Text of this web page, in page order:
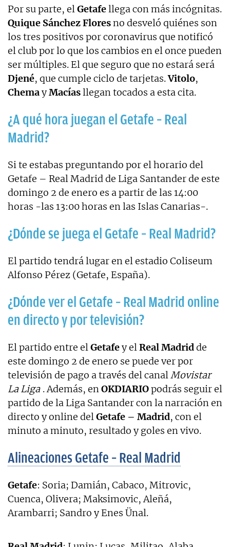
Por su parte, elGetafellega con más incógnitas.
Quique SánchezFloresno desveló quiénes son
los tres positivos por coronavirus que notificó
el club por lo que los cambios en el once pueden
ser múltiples. El que seguro que no estará será
Djené, que cumple ciclo de tarjetas.Vitolo,
ChemayMacíasllegan tocados a esta cita.
¿A qué hora juegan el Getafe – Real
Madrid?
Si te estabas preguntando por el horario del
Getafe – Real Madrid de Liga Santander de este
domingo 2 de enero es a partir de las 14:00
horas -las 13:00 horas en las Islas Canarias-.
¿Dónde se juega el Getafe – Real Madrid?
El partido tendrá lugar en el estadio Coliseum
Alfonso Pérez (Getafe, España).
¿Dónde ver el Getafe – Real Madrid online
en directo y por televisión?
El partido entre elGetafey elReal Madridde
este domingo 2 de enero se puede ver por
televisión de pago a través del canalMovistar
La Liga . Además, enOKDIARIOpodrás seguir el
partido de la Liga Santander con la narración en
directo y online delGetafe – Madrid, con el
minuto a minuto, resultado y goles en vivo.
Alineaciones Getafe – Real Madrid
Getafe: Soria; Damián, Cabaco, Mitrovic,
Cuenca, Olivera; Maksimovic, Aleñá,
Arambarri; Sandro y Enes Ünal.